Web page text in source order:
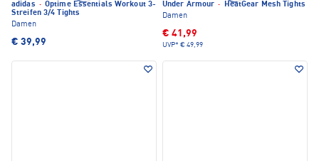
adidas · Optime Essentials Workout 3-
Streifen 3/4 Tights
Damen
€ 39,99
Under Armour ·
HeatGear Mesh Tights
Damen
€ 41,99
UVP* € 49,99